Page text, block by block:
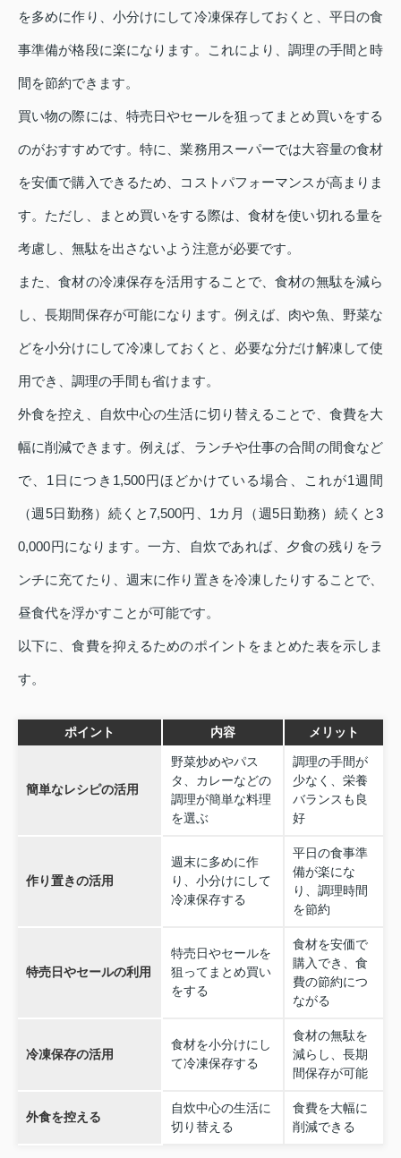
を多めに作り、小分けにして冷凍保存しておくと、平日の食
事準備が格段に楽になります。これにより、調理の手間と時
間を節約できます。
買い物の際には、特売日やセールを狙ってまとめ買いをする
のがおすすめです。特に、業務用スーパーでは大容量の食材
を安価で購入できるため、コストパフォーマンスが高まりま
す。ただし、まとめ買いをする際は、食材を使い切れる量を
考慮し、無駄を出さないよう注意が必要です。
また、食材の冷凍保存を活用することで、食材の無駄を減ら
し、長期間保存が可能になります。例えば、肉や魚、野菜な
どを小分けにして冷凍しておくと、必要な分だけ解凍して使
用でき、調理の手間も省けます。
外食を控え、自炊中心の生活に切り替えることで、食費を大
幅に削減できます。例えば、ランチや仕事の合間の間食など
で、1日につき1,500円ほどかけている場合、これが1週間
（週5日勤務）続くと7,500円、1カ月（週5日勤務）続くと3
0,000円になります。一方、自炊であれば、夕食の残りをラ
ンチに充てたり、週末に作り置きを冷凍したりすることで、
昼食代を浮かすことが可能です。
以下に、食費を抑えるためのポイントをまとめた表を示しま
す。
ポイント 内容 メリット
簡単なレシピの活用
野菜炒めやパス
タ、カレーなどの
調理が簡単な料理
を選ぶ
調理の手間が
少なく、栄養
バランスも良
好
作り置きの活用
週末に多めに作
り、小分けにして
冷凍保存する
平日の食事準
備が楽にな
り、調理時間
を節約
特売日やセールの利用
特売日やセールを
狙ってまとめ買い
をする
食材を安価で
購入でき、食
費の節約につ
ながる
冷凍保存の活用
食材を小分けにし
て冷凍保存する
食材の無駄を
減らし、長期
間保存が可能
外食を控える
自炊中心の生活に
切り替える
食費を大幅に
削減できる